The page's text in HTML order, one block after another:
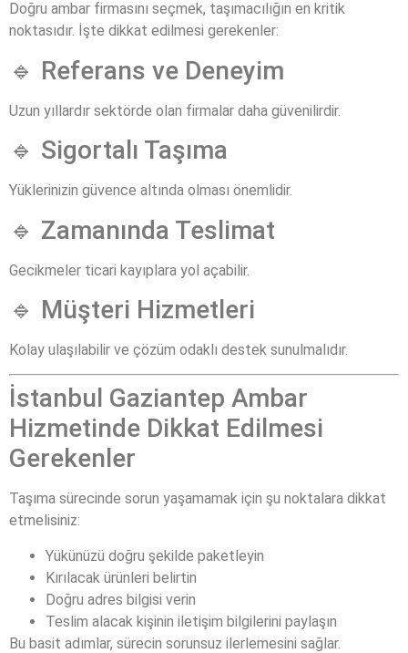
Doğru ambar firmasını seçmek, taşımacılığın en kritik
noktasıdır. İşte dikkat edilmesi gerekenler:
🔹 Referans ve Deneyim
Uzun yıllardır sektörde olan firmalar daha güvenilirdir.
🔹 Sigortalı Taşıma
Yüklerinizin güvence altında olması önemlidir.
🔹 Zamanında Teslimat
Gecikmeler ticari kayıplara yol açabilir.
🔹 Müşteri Hizmetleri
Kolay ulaşılabilir ve çözüm odaklı destek sunulmalıdır.
İstanbul Gaziantep Ambar
Hizmetinde Dikkat Edilmesi
Gerekenler
Taşıma sürecinde sorun yaşamamak için şu noktalara dikkat
etmelisiniz:
Yükünüzü doğru şekilde paketleyin
Kırılacak ürünleri belirtin
Doğru adres bilgisi verin
Teslim alacak kişinin iletişim bilgilerini paylaşın
Bu basit adımlar, sürecin sorunsuz ilerlemesini sağlar.